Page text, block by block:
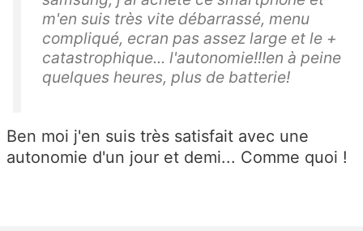
m'en suis très vite débarrassé, menu
compliqué, ecran pas assez large et le +
catastrophique... l'autonomie!!!en à peine
quelques heures, plus de batterie!
Ben moi j'en suis très satisfait avec une
autonomie d'un jour et demi... Comme quoi !